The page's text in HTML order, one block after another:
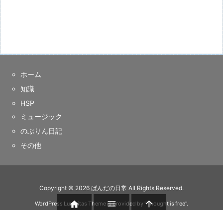
ホーム
知識
HSP
ミュージック
のぶりん日記
その他
Copyright © 2026 ぱんだの日常 All Rights Reserved.
WordPress Luxeritas Theme is provided by "Thought is free".
  